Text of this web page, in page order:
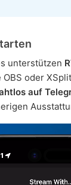
unterstützen
oder
auf